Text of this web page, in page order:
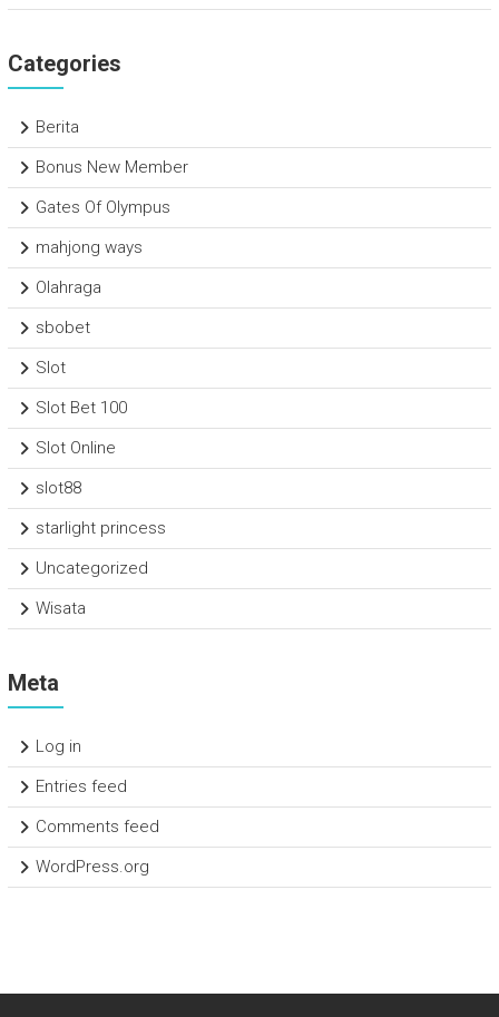
Categories
Berita
Bonus New Member
Gates Of Olympus
mahjong ways
Olahraga
sbobet
Slot
Slot Bet 100
Slot Online
slot88
starlight princess
Uncategorized
Wisata
Meta
Log in
Entries feed
Comments feed
WordPress.org